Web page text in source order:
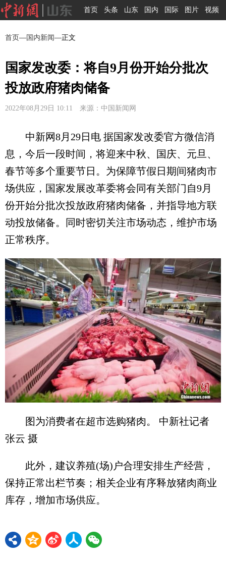
首页 头条 山东 国内 国际 图片 视频
首页— 国内新闻—正文
国家发改委：将自9月份开始分批次
投放政府猪肉储备
2022年08月29日 10:11 来源：中国新闻网
中新网8月29日电 据国家发改委官方微信消
息，今后一段时间，将迎来中秋、国庆、元旦、
春节等多个重要节日。为保障节假日期间猪肉市
场供应，国家发展改革委将会同有关部门自9月
份开始分批次投放政府猪肉储备，并指导地方联
动投放储备。同时密切关注市场动态，维护市场
正常秩序。
图为消费者在超市选购猪肉。 中新社记者
张云 摄
此外，建议养殖(场)户合理安排生产经营，
保持正常出栏节奏；相关企业有序释放猪肉商业
库存，增加市场供应。